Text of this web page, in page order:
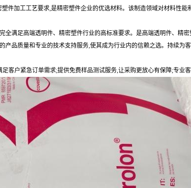
件加工工艺要求,是精密塑件企业的优选材料。该制造领域对材料性能
全满足高端透明件、精密塑件行业的高标准要求。是高端透明件、精
产品质量和专业的技术支持服务,使其成为行业内的信赖之选。持续为
客户紧急订单需求;提供免费样品测试服务,让采购更放心有保障;专